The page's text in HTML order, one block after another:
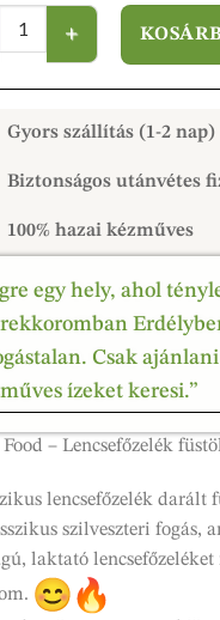
Gyors szállítás (1-2 nap)
Biztonságos utánvétes
100% hazai kézműves
egy hely, ahol
Csak
ízeket keresi.”
Food – Lencsefőzelék
lencsefőzelék darált
szilveszteri fogás,
laktató